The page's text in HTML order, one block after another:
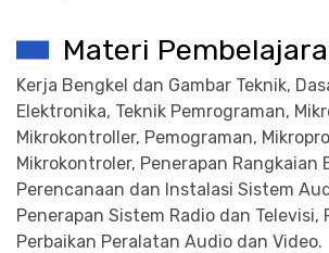
Materi
Kerja Bengkel dan Gambar Teknik,
Elektronika, Teknik Pemrograman,
Mikrokontroller, Pemograman,
Mikrokontroler, Penerapan Rangkaian
Perencanaan dan Instalasi Sistem
Penerapan Sistem Radio dan Televisi,
Perbaikan Peralatan Audio dan Video.